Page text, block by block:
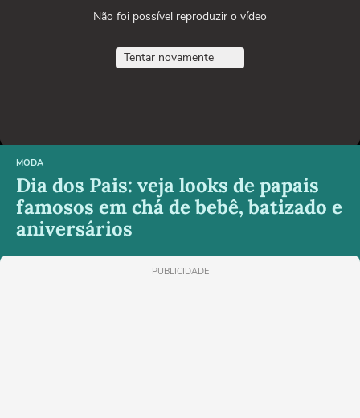
Não foi possível reproduzir o vídeo
Tentar novamente
MODA
Dia dos Pais: veja looks de papais
famosos em chá de bebê, batizado e
aniversários
PUBLICIDADE